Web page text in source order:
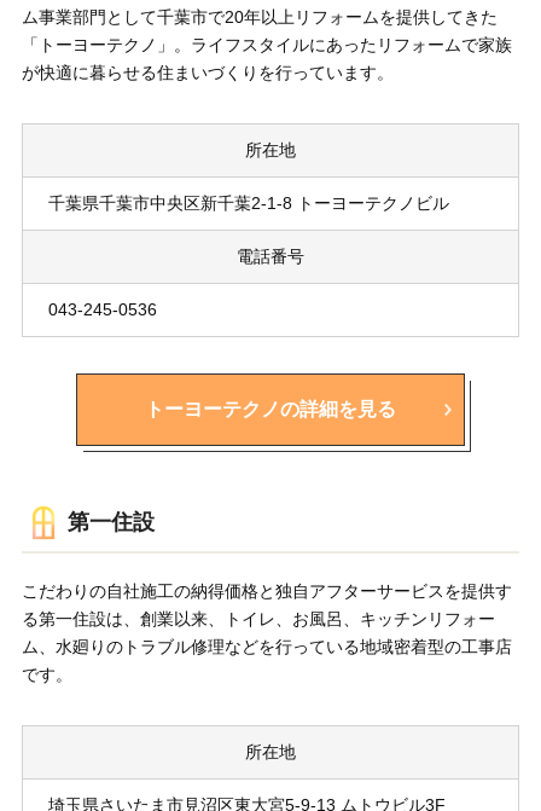
ム事業部門として千葉市で20年以上リフォームを提供してきた
「トーヨーテクノ」。ライフスタイルにあったリフォームで家族
が快適に暮らせる住まいづくりを行っています。
所在地
千葉県千葉市中央区新千葉2-1-8 トーヨーテクノビル
電話番号
043-245-0536
トーヨーテクノの詳細を見る
第一住設
こだわりの自社施工の納得価格と独自アフターサービスを提供す
る第一住設は、創業以来、トイレ、お風呂、キッチンリフォー
ム、水廻りのトラブル修理などを行っている地域密着型の工事店
です。
所在地
埼玉県さいたま市見沼区東大宮5-9-13 ムトウビル3F